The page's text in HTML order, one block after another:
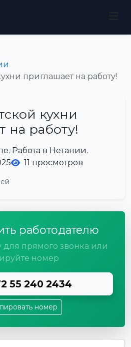
приглашает на работу!
кухни
на работу!
Работа в Нетании.
11 просмотров
работодателю
прямого звонка или
номер
55 240 2434
номер